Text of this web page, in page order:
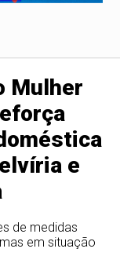
Mulher
e
de medidas
em situação